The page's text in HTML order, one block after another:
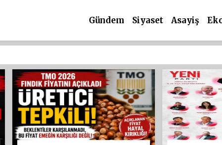
Gündem Siyaset Asayiş